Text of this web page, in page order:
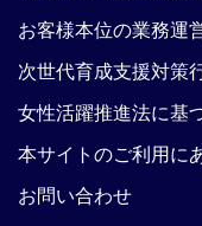
お客様本位の業務運
次世代育成支援対策
女性活躍推進法に基
本サイトのご利用に
お問い合わせ